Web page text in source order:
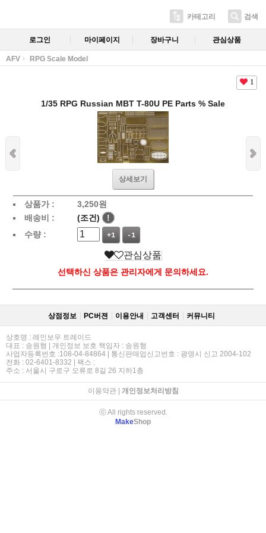
카테고리 검색
로그인 마이페이지 장바구니 관심상품
AFV RPG Scale Model
1
1/35 RPG Russian MBT T-80U PE Parts % Sale
상세보기
상품가 : 3,250원
배송비 :
(조건)
!
수량 :
+1 -1
관심상품
선택하신 상품은 관리자에게 문의하세요.
상점정보 PC버젼 이용안내 고객센터 커뮤니티
상호명 : 레인보우 트레이드
대표 : 송원형 | 개인정보 보호 책임자 : 송원형
사업자등록번호 :108-04-84864 | 통신판매업신고번호 : 광명시 신고 2004-102
전화 : 02-6401-8332 | 팩스 :
주소 : 서울시 구로구 오류로 8길 26 지하1층
이용약관| 개인정보처리방침
ⓒ All rights reserved.
MakeShop